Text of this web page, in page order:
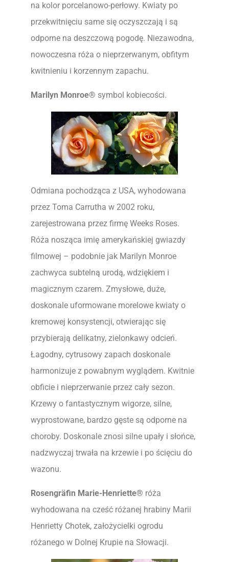
na kolor porcelanowo-perłowy. Kwiaty po
przekwitnięciu same się oczyszczają i są
odporne na deszczową pogodę. Niezawodna,
nowoczesna róża o nieprzerwanym, obfitym
kwitnieniu i korzennym zapachu.
Marilyn Monroe® symbol kobiecości.
Odmiana pochodząca z USA, wyhodowana
przez Toma Carrutha w 2002 roku,
zarejestrowana przez firmę Weeks Roses.
Róża nosząca imię amerykańskiej gwiazdy
filmowej – podobnie jak Marilyn Monroe
zachwyca subtelną urodą, wdziękiem i
magicznym czarem. Zmysłowe, duże,
doskonale uformowane morelowe kwiaty o
kremowej konsystencji, otwierając się
przybierają delikatny, zielonkawy odcień.
Łagodny, cytrusowy zapach doskonale
harmonizuje z powabnym wyglądem. Kwitnie
obficie i nieprzerwanie przez cały sezon.
Krzewy o fantastycznym wigorze, silne,
wyprostowane, bardzo gęste są odporne na
choroby. Doskonale znosi silne upały i słońce,
nadzwyczaj trwała na krzewie i po ścięciu do
wazonu.
Rosengräfin Marie-Henriette® róża
wyhodowana na cześć różanej hrabiny Marii
Henrietty Chotek, założycielki ogrodu
różanego w Dolnej Krupie na Słowacji.